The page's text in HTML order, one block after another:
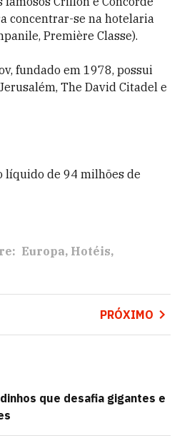
concentrar-se na hotelaria
Première Classe).
fundado em 1978, possui
The David Citadel e
líquido de 94 milhões de
Europa Hotéis
PRÓXIMO
que desafia gigantes e